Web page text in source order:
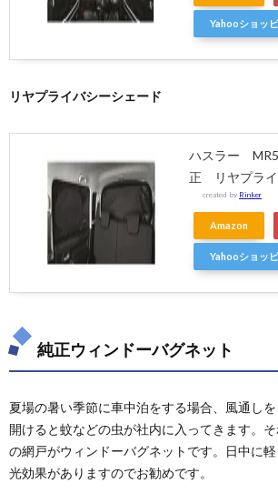
Yahooショッ
リヤプライバシーシェード
ハスラー
正 リヤプライ
created by Rinker
Amazon
Yahooショッ
純正ウィンドーバグネット
夏場の暑い季節に車中泊をする場合、風通し
開けると蚊などの虫が社内に入ってきます。
の網戸がウィンドーバグネットです。日中に
光効果がありますのでお勧めです。